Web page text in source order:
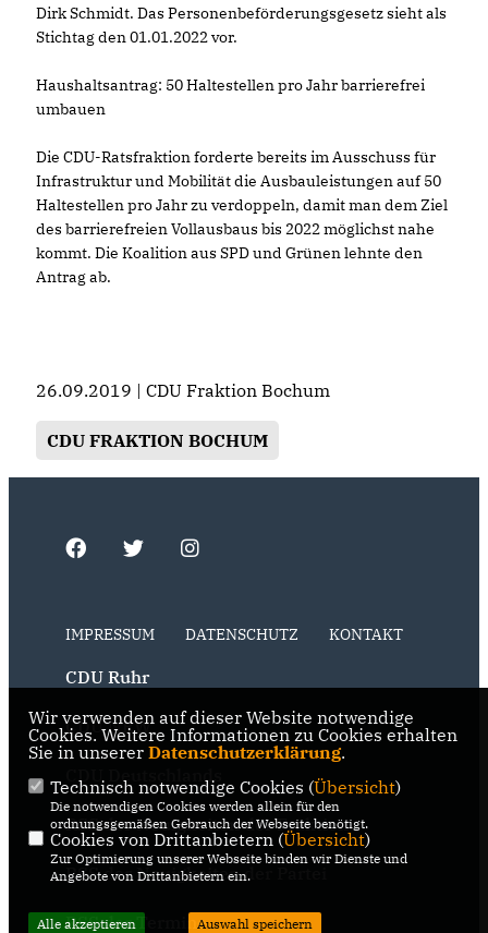
Dirk Schmidt. Das Personenbeförderungsgesetz sieht als
Stichtag den 01.01.2022 vor.
Haushaltsantrag: 50 Haltestellen pro Jahr barrierefrei
umbauen
Die CDU-Ratsfraktion forderte bereits im Ausschuss für
Infrastruktur und Mobilität die Ausbauleistungen auf 50
Haltestellen pro Jahr zu verdoppeln, damit man dem Ziel
des barrierefreien Vollausbaus bis 2022 möglichst nahe
kommt. Die Koalition aus SPD und Grünen lehnte den
Antrag ab.
26.09.2019 | CDU Fraktion Bochum
CDU FRAKTION BOCHUM
IMPRESSUM DATENSCHUTZ KONTAKT
CDU Ruhr
CDU NRW
CDU Deutschlands
RSS der Neuigkeiten der Fraktion
RSS der Neuigkeiten der Partei
RSS der Termine
Wir verwenden auf dieser Website notwendige
Cookies. Weitere Informationen zu Cookies erhalten
Sie in unserer Datenschutzerklärung.
Technisch notwendige Cookies (Übersicht)
Die notwendigen Cookies werden allein für den
ordnungsgemäßen Gebrauch der Webseite benötigt.
Cookies von Drittanbietern (Übersicht)
Zur Optimierung unserer Webseite binden wir Dienste und
Angebote von Drittanbietern ein.
Alle akzeptieren Auswahl speichern